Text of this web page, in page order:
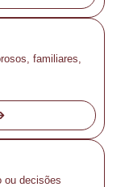
familiares,
ou decisões